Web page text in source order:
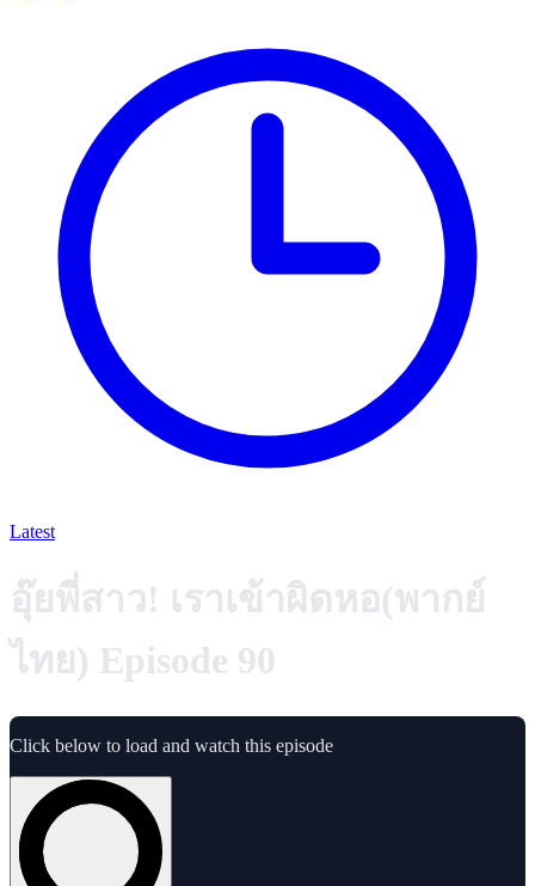
Latest
อุ๊ยพี่สาว! เราเข้าผิดหอ(พากย์
ไทย) Episode 90
Click below to load and watch this episode